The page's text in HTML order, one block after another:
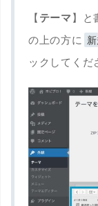
【 テーマ】と
の上の方に
ックしてくだ